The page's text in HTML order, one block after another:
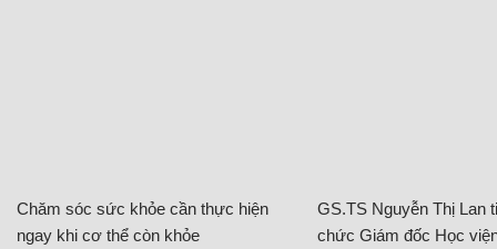
Chăm sóc sức khỏe cần thực hiện
ngay khi cơ thể còn khỏe
GS.TS Nguyễn Thị Lan
chức Giám đốc Học